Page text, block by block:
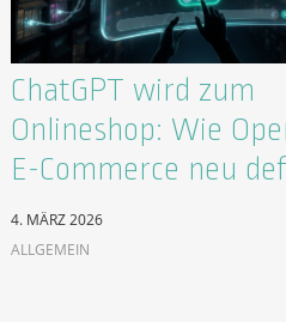
ChatGPT wird zum
Onlineshop: Wie
E-Commerce neu
4. MÄRZ 2026
ALLGEMEIN